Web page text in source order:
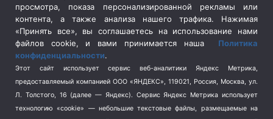
Социальная политика
(3)
Спецоперация в Украине
Спецоперация на Украине
(404)
Спорт (740)
Терроризм (1)
Транспорт (262)
просмотра, показа персонализированной рекламы или
контента, а также анализа нашего трафика. Нажимая
«Принять все», вы соглашаетесь на использование нами
файлов cookie, и вами принимается наша Политика
конфиденциальности.
Этот сайт использует сервис веб-аналитики Яндекс Метрика,
предоставляемый компанией ООО «ЯНДЕКС», 119021, Россия, Москва, ул.
Л. Толстого, 16 (далее — Яндекс). Сервис Яндекс Метрика использует
технологию «cookie» — небольшие текстовые файлы, размещаемые на